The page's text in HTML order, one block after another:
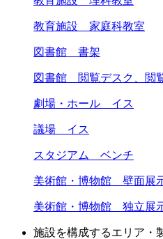
教育施設 家庭科教室
図書館 書架
図書館 閲覧デスク、閲
劇場・ホール イス
議場 イス
スタジアム ベンチ
美術館・博物館 壁面展
美術館・博物館 独立展
施設を構成するエリア・